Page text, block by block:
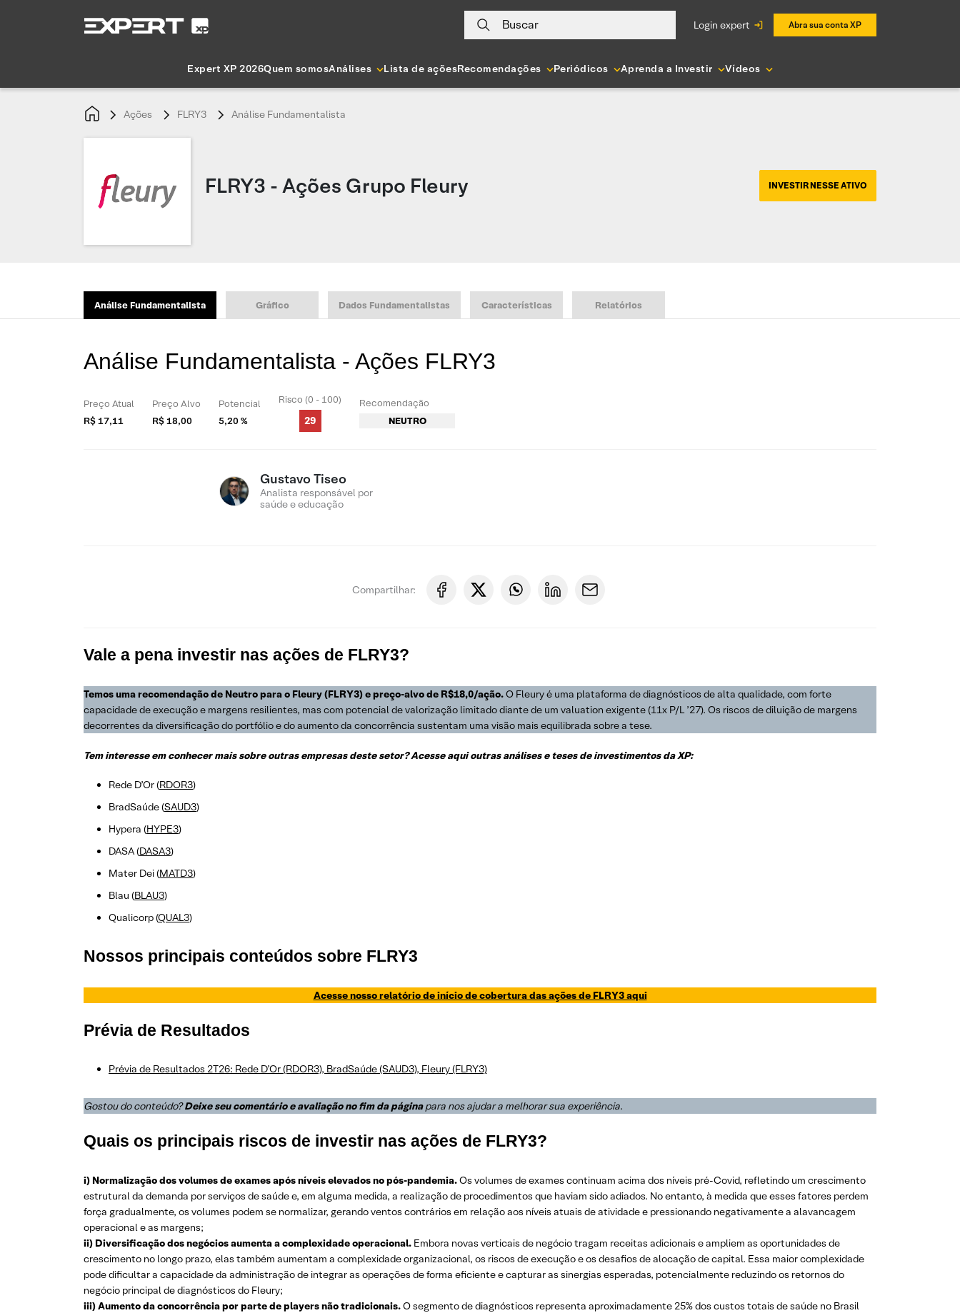
Buscar login expert Abra sua conta XP
Expert XP 2026Quem somosAnálises Lista de açõesRecomendações Periódicos Aprenda a Investir Vídeos
Ações FLRY3 Análise Fundamentalista
FLRY3 - Ações Grupo Fleury INVESTIR NESSE ATIVO
Análise Fundamentalista Gráfico Dados Fundamentalistas Características Relatórios
Análise Fundamentalista - Ações FLRY3
Preço Atual
R$ 17,11
Preço Alvo
R$ 18,00
Potencial
5,20 %
Risco (0 - 100)
29
Recomendação
NEUTRO
Gustavo Tiseo
Analista responsável por
saúde e educação
Compartilhar:
Vale a pena investir nas ações de FLRY3?
Temos uma recomendação de Neutro para o Fleury (FLRY3) e preço-alvo de R$18,0/ação.O Fleury é uma plataforma de diagnósticos de alta qualidade, com forte
capacidade de execução e margens resilientes, mas com potencial de valorização limitado diante de um valuation exigente (11x P/L ’27). Os riscos de diluição de margens
decorrentes da diversificação do portfólio e do aumento da concorrência sustentam uma visão mais equilibrada sobre a tese.
Tem interesse em conhecer mais sobre outras empresas deste setor? Acesse aqui outras análises e teses de investimentos da XP:
Rede D’Or (RDOR3)
BradSaúde (SAUD3)
Hypera (HYPE3)
DASA (DASA3)
Mater Dei (MATD3)
Blau (BLAU3)
Qualicorp (QUAL3)
Nossos principais conteúdos sobre FLRY3
Acesse nosso relatório de início de cobertura das ações de FLRY3 aqui
Prévia de Resultados
Prévia de Resultados 2T26: Rede D’Or (RDOR3), BradSaúde (SAUD3), Fleury (FLRY3)
Gostou do conteúdo?Deixe seu comentário e avaliação no fim da páginapara nos ajudar a melhorar sua experiência.
Quais os principais riscos de investir nas ações de FLRY3?
i) Normalização dos volumes de exames após níveis elevados no pós-pandemia.Os volumes de exames continuam acima dos níveis pré-Covid, refletindo um crescimento
estrutural da demanda por serviços de saúde e, em alguma medida, a realização de procedimentos que haviam sido adiados. No entanto, à medida que esses fatores perdem
força gradualmente, os volumes podem se normalizar, gerando ventos contrários em relação aos níveis atuais de atividade e pressionando negativamente a alavancagem
operacional e as margens;
ii) Diversificação dos negócios aumenta a complexidade operacional. Embora novas verticais de negócio tragam receitas adicionais e ampliem as oportunidades de
crescimento no longo prazo, elas também aumentam a complexidade organizacional, os riscos de execução e os desafios de alocação de capital. Essa maior complexidade
pode dificultar a capacidade da administração de integrar as operações de forma eficiente e capturar as sinergias esperadas, potencialmente reduzindo os retornos do
negócio principal de diagnósticos do Fleury;
iii) Aumento da concorrência por parte de players não tradicionais.O segmento de diagnósticos representa aproximadamente 25% dos custos totais de saúde no Brasil